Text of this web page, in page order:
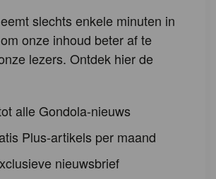
slechts enkele minuten in
onze inhoud beter af te
lezers. Ontdek hier de
alle Gondola-nieuws
Plus-artikels per maand
nieuwsbrief